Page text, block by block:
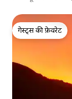
गेस्ट्स की फ़ेवरेट
गेस्ट्स की फ़ेवरेट